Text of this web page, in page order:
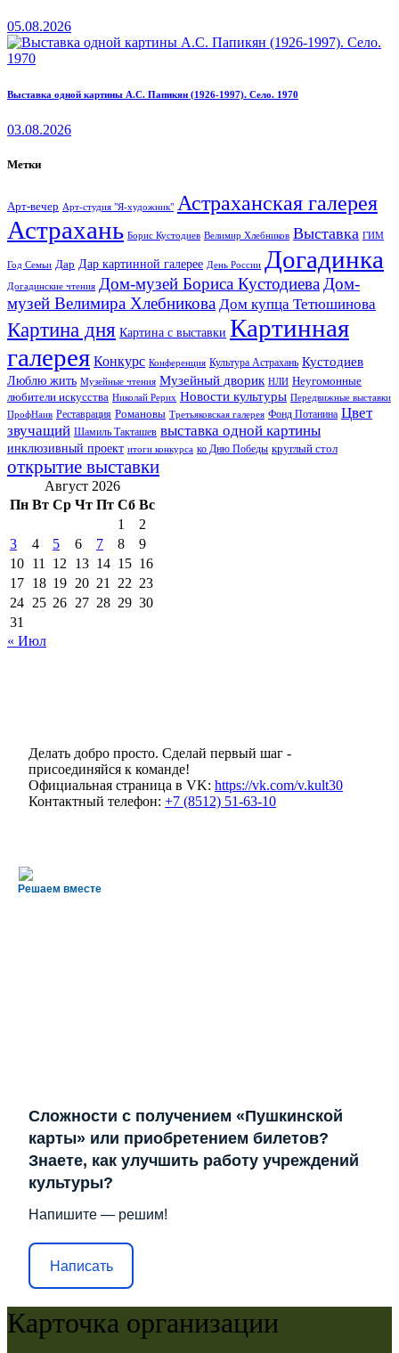
05.08.2026
Выставка одной картины А.С. Папикян (1926-1997). Село. 1970
03.08.2026
Метки
Арт-вечер Арт-студия "Я-художник" Астраханская галерея
Астрахань Борис Кустодиев Велимир Хлебников Выставка ГИМ
Год Семьи Дар Дар картинной галерее День России Догадинка
Догадинские чтения Дом-музей Бориса Кустодиева Дом-
музей Велимира Хлебникова Дом купца Тетюшинова
Картина дня Картина с выставки Картинная
галерея Конкурс Конференция Культура Астрахань Кустодиев
Люблю жить Музейные чтения Музейный дворик НЛИ Неугомонные
любители искусства Николай Рерих Новости культуры Передвижные выставки
ПрофНаив Реставрация Романовы Третьяковская галерея Фонд Потанина Цвет
звучащий Шамиль Такташев выставка одной картины
инклюзивный проект итоги конкурса ко Дню Победы круглый стол
открытие выставки
Август 2026
Пн Вт Ср Чт Пт Сб Вс
1
2
3
4 5 6 7 8
9
10 11 12 13 14 15 16
17 18 19 20 21 22 23
24 25 26 27 28 29 30
31
« Июл
Делать добро просто. Сделай первый шаг -
присоединяйся к команде!
Официальная страница в VK: https://vk.com/v.kult30
Контактный телефон: +7 (8512) 51-63-10
Решаем вместе
Сложности с получением «Пушкинской
карты» или приобретением билетов?
Знаете, как улучшить работу учреждений
культуры?
Напишите — решим!
Написать
Карточка организации